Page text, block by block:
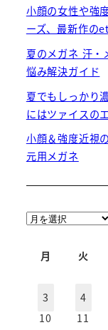
小顔の女性や強
ーズ、最新作の
夏のメガネ 汗・
悩み解決ガイド
夏でもしっかり
にはツァイスの
小顔＆強度近視
元用メガネ
ア
月
火
3
4
10
11